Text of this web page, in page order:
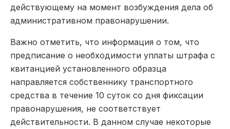
действующему на момент возбуждения дела об
административном правонарушении.
Важно отметить, что информация о том, что
предписание о необходимости уплаты штрафа с
квитанцией установленного образца
направляется собственнику транспортного
средства в течение 10 суток со дня фиксации
правонарушения, не соответствует
действительности. В данном случае некоторые